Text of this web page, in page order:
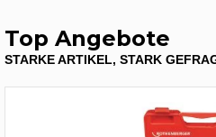
Top Angebote
STARKE ARTIKEL, STARK